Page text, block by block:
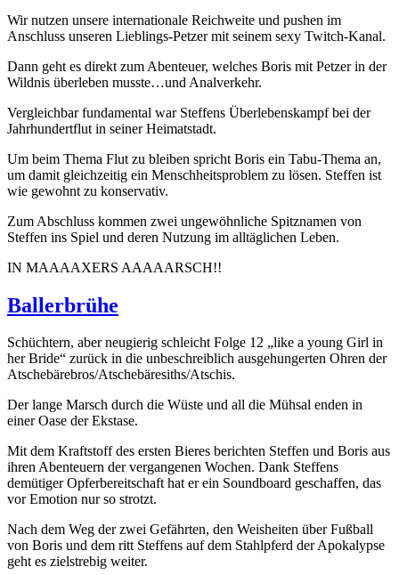
Wir nutzen unsere internationale Reichweite und pushen im
Anschluss unseren Lieblings-Petzer mit seinem sexy Twitch-Kanal.
Dann geht es direkt zum Abenteuer, welches Boris mit Petzer in der
Wildnis überleben musste…und Analverkehr.
Vergleichbar fundamental war Steffens Überlebenskampf bei der
Jahrhundertflut in seiner Heimatstadt.
Um beim Thema Flut zu bleiben spricht Boris ein Tabu-Thema an,
um damit gleichzeitig ein Menschheitsproblem zu lösen. Steffen ist
wie gewohnt zu konservativ.
Zum Abschluss kommen zwei ungewöhnliche Spitznamen von
Steffen ins Spiel und deren Nutzung im alltäglichen Leben.
IN MAAAAXERS AAAAARSCH!!
Ballerbrühe
Schüchtern, aber neugierig schleicht Folge 12 „like a young Girl in
her Bride“ zurück in die unbeschreiblich ausgehungerten Ohren der
Atschebärebros/Atschebäresiths/Atschis.
Der lange Marsch durch die Wüste und all die Mühsal enden in
einer Oase der Ekstase.
Mit dem Kraftstoff des ersten Bieres berichten Steffen und Boris aus
ihren Abenteuern der vergangenen Wochen. Dank Steffens
demütiger Opferbereitschaft hat er ein Soundboard geschaffen, das
vor Emotion nur so strotzt.
Nach dem Weg der zwei Gefährten, den Weisheiten über Fußball
von Boris und dem ritt Steffens auf dem Stahlpferd der Apokalypse
geht es zielstrebig weiter.